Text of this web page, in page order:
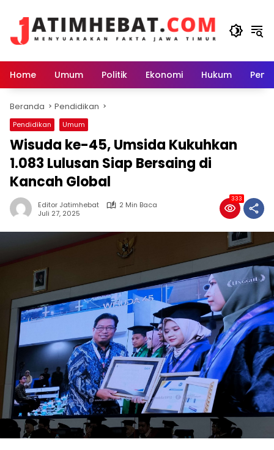
Home Umum Politik Ekonomi Hukum
Beranda Pendidikan
Pendidikan Umum
Wisuda ke-45, Umsida Kukuhkan
1.083 Lulusan Siap Bersaing di
Kancah Global
Editor Jatimhebat
2 Min Baca
Juli 27, 2025
333